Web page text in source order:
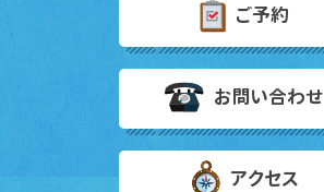
ご予約
お問い合わせ
アクセス